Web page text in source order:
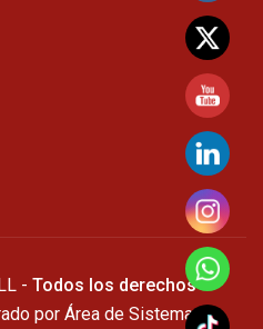
- Todos los derechos
por Área de Sistemas